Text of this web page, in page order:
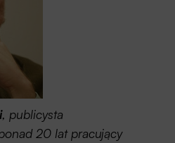
, publicysta
20 lat pracujący